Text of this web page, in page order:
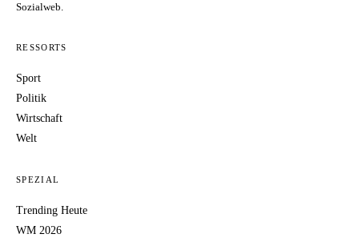
Sozialweb.
RESSORTS
Sport
Politik
Wirtschaft
Welt
SPEZIAL
Trending Heute
WM 2026